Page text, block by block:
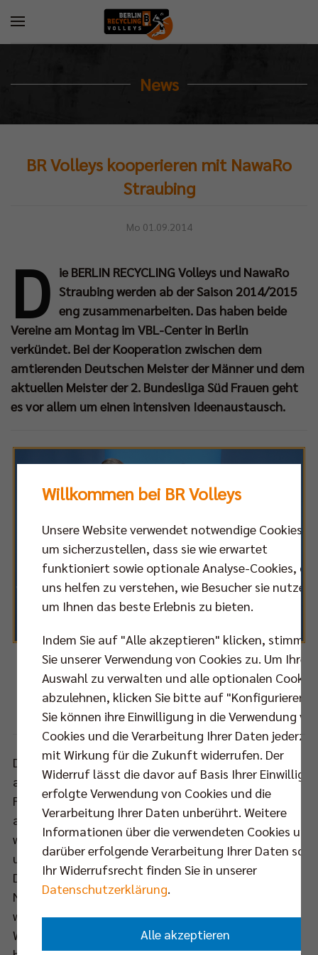
News
BR Volleys kooperieren mit NawaRo
Straubing
Mo 01.09.2014
D ie BERLIN RECYCLING Volleys und NawaRo
Straubing werden ab der Saison 2014/2015
eng zusammenarbeiten. Das haben beide
Vereine am Montag im VBL-Center in Berlin
verkündet. Bei der Kooperation zwischen dem
amtierenden Deutschen Meister der Männer und dem
aktuellen Meister der 2. Bundesliga Süd Frauen geht
es vor allem um einen intensiven Ideenaustausch.
BR Volleys Manager Kaweh Niroomand, VBL-Geschäftsführer Klaus-Peter Jung,
NawaRo Straubing Manager Heiko Koch (v.l.n.r.)
Foto: VBL
Die Arbeit der BR Volleys gilt in der Volleyballszene
als vorbildlich. Zuletzt hat sich das Team dreimal in
Folge den Deutschen Meistertitel geholt, aber auch
abseits des Spielfeldes mit kreativen Ideen immer
wieder für Aufsehen gesorgt. „Wie man weiß, liegt
uns die Entwicklung des Volleyballsports in
Deutschland sehr am Herzen“, sagt Kaweh
Niroomand. „NawaRo Straubing ist ein Verein, der –
wie wir auch – bereit ist, innovative und mutige
Wege einzuschlagen. Wenn wir den Verein dabei
Willkommen bei BR Volleys
Unsere Website verwendet notwendige Cookies,
um sicherzustellen, dass sie wie erwartet
funktioniert sowie optionale Analyse-Cookies, die
uns helfen zu verstehen, wie Besucher sie nutzen,
um Ihnen das beste Erlebnis zu bieten.
Indem Sie auf "Alle akzeptieren" klicken, stimmen
Sie unserer Verwendung von Cookies zu. Um Ihre
Auswahl zu verwalten und alle optionalen Cookies
abzulehnen, klicken Sie bitte auf "Konfigurieren".
Sie können ihre Einwilligung in die Verwendung
Cookies und die Verarbeitung Ihrer Daten
mit Wirkung für die Zukunft widerrufen. Der
Widerruf lässt die davor auf Basis Ihrer
erfolgte Verwendung von Cookies und die
Verarbeitung Ihrer Daten unberührt. Weitere
Informationen über die verwendeten Cookies und
darüber erfolgende Verarbeitung Ihrer Daten
Ihr Widerrufsrecht finden Sie in unserer
Datenschutzerklärung.
Alle akzeptieren